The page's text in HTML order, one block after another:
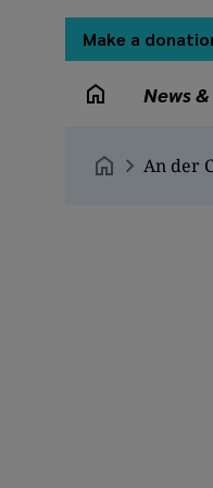
Secondary
menu
Make a
navigation
News
An der